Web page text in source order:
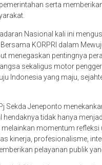
serta
Nasional kali ini
KORPRI dalam
menegaskan pentingnya
sekaligus motor
Indonesia yang maju,
Sekda Jeneponto
hendaknya tidak hanya
momentum refleksi
kinerja, profesionalisme,
pelayanan publik